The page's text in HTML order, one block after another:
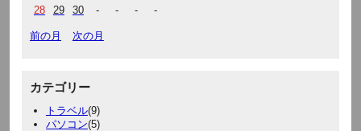
28
29 30 - - - -
前の月 次の月
カテゴリー
トラベル(9)
パソコン(5)